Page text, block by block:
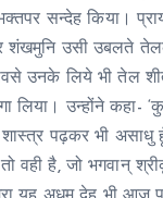
सन्देह किया।
शंखमुनि उसी उबलते
उनके लिये भी तेल
लिया। उन्होंने कहा-
शास्त्र पढ़कर भी असाधु
तो वही है, जो भगवान्